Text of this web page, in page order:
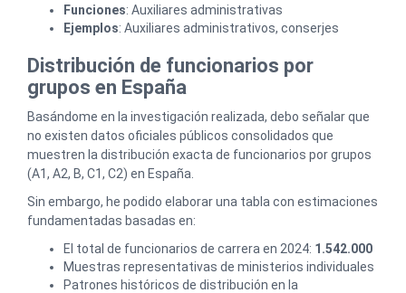
Funciones: Auxiliares administrativas
Ejemplos: Auxiliares administrativos, conserjes
Distribución de funcionarios por
grupos en España
Basándome en la investigación realizada, debo señalar que
no existen datos oficiales públicos consolidados que
muestren la distribución exacta de funcionarios por grupos
(A1, A2, B, C1, C2) en España.
Sin embargo, he podido elaborar una tabla con estimaciones
fundamentadas basadas en:
El total de funcionarios de carrera en 2024: 1.542.000
Muestras representativas de ministerios individuales
Patrones históricos de distribución en la